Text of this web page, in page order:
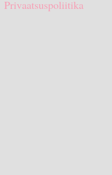
Privaatsuspoliitika